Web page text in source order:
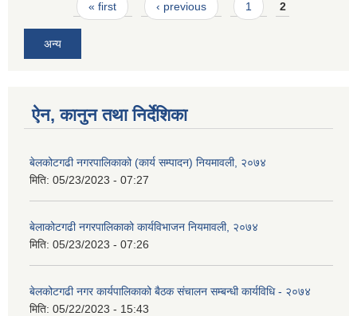
Pages« first ‹ previous 1 2
अन्य
ऐन, कानुन तथा निर्देशिका
बेलकोटगढी नगरपालिकाको (कार्य सम्पादन) नियमावली, २०७४
मिति: 05/23/2023 - 07:27
बेलाकोटगढी नगरपालिकाको कार्यविभाजन नियमावली, २०७४
मिति: 05/23/2023 - 07:26
बेलकोटगढी नगर कार्यपालिकाको बैठक संचालन सम्बन्धी कार्यविधि - २०७४
मिति: 05/22/2023 - 15:43